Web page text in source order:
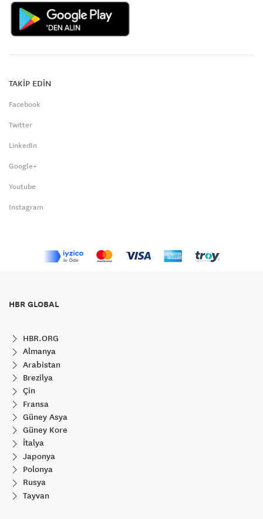
TAKİP EDİN
Facebook
Twitter
LinkedIn
Google+
Youtube
Instagram
HBR GLOBAL
HBR.ORG
Almanya
Arabistan
Brezilya
Çin
Fransa
Güney Asya
Güney Kore
İtalya
Japonya
Polonya
Rusya
Tayvan